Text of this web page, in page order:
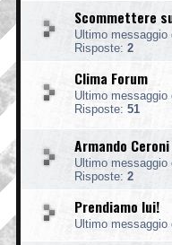
Scommettere
Ultimo messaggio
Risposte: 2
Clima Forum
Ultimo messaggio
Risposte: 51
Armando Ceroni
Ultimo messaggio
Risposte: 2
Prendiamo lui!
Ultimo messaggio